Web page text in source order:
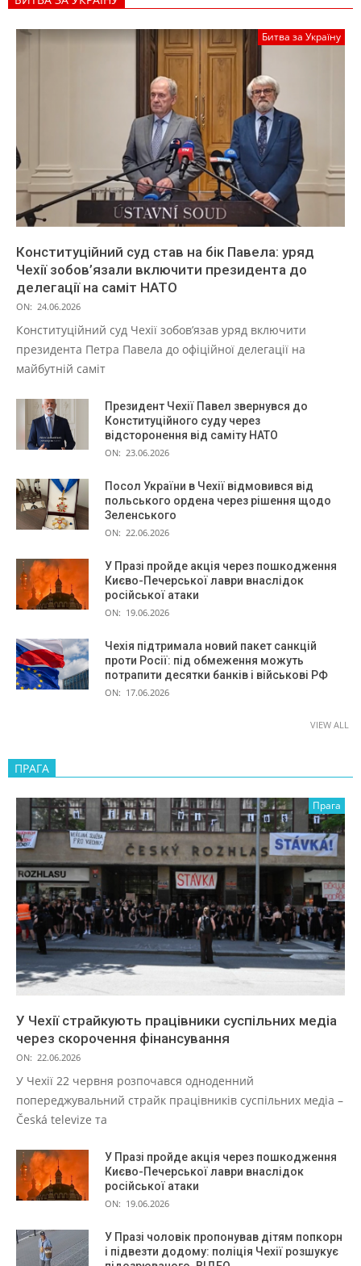
Битва за Україну
Конституційний суд став на бік Павела: уряд
Чехії зобов’язали включити президента до
делегації на саміт НАТО
ON: 24.06.2026
Конституційний суд Чехії зобов’язав уряд включити
президента Петра Павела до офіційної делегації на
майбутній саміт
Президент Чехії Павел звернувся до
Конституційного суду через
відсторонення від саміту НАТО
ON: 23.06.2026
Посол України в Чехії відмовився від
польського ордена через рішення щодо
Зеленського
ON: 22.06.2026
У Празі пройде акція через пошкодження
Києво-Печерської лаври внаслідок
російської атаки
ON: 19.06.2026
Чехія підтримала новий пакет санкцій
проти Росії: під обмеження можуть
потрапити десятки банків і військові РФ
ON: 17.06.2026
VIEW ALL
ПРАГА
Прага
У Чехії страйкують працівники суспільних медіа
через скорочення фінансування
ON: 22.06.2026
У Чехії 22 червня розпочався одноденний
попереджувальний страйк працівників суспільних медіа –
Česká televize та
У Празі пройде акція через пошкодження
Києво-Печерської лаври внаслідок
російської атаки
ON: 19.06.2026
У Празі чоловік пропонував дітям попкорн
і підвезти додому: поліція Чехії розшукує